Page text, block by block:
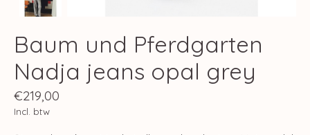
Baum und Pferdgarten
Nadja jeans opal grey
€219,00
Incl. btw